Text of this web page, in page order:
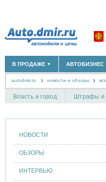
В ПРОДАЖЕ ▼
НОВЫЕ АВТОМОБИЛИ(30122)
АВТОМОБИЛИ С ПРОБЕГОМ
АВТОБИЗНЕС
ТАКСИ(278)
+
autodmir.ru новости и обзоры
Власть и город Штрафы и
НОВОСТИ
ОБЗОРЫ
ИНТЕРВЬЮ